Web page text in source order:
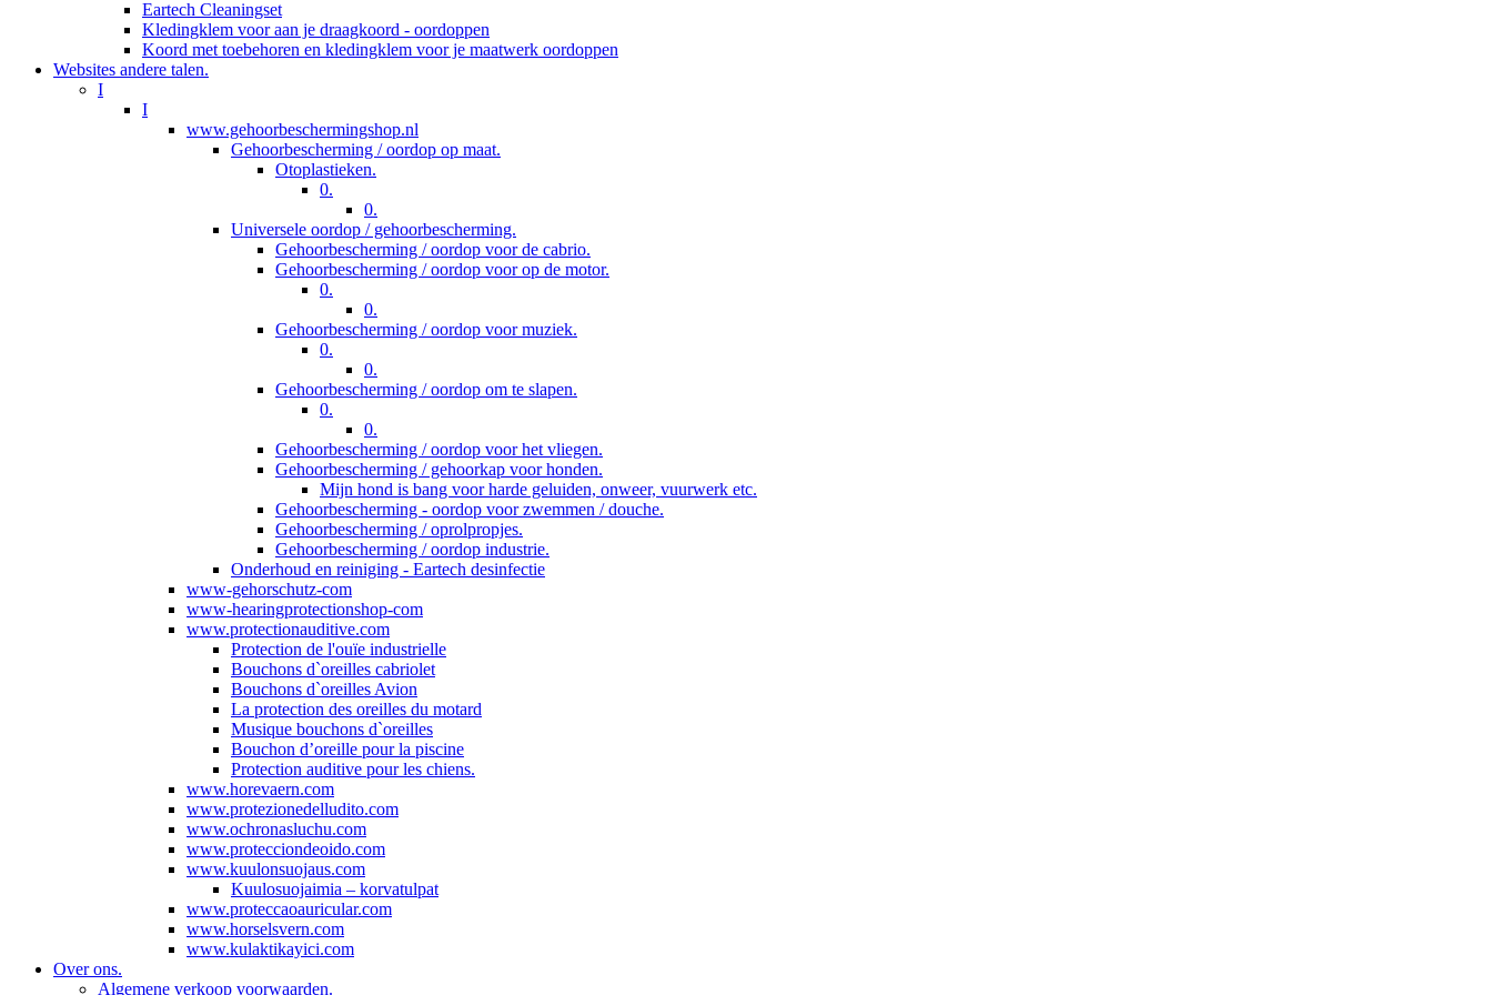
Eartech Cleaningset
Kledingklem voor aan je draagkoord - oordoppen
Koord met toebehoren en kledingklem voor je maatwerk oordoppen
Websites andere talen.
I
I
www.gehoorbeschermingshop.nl
Gehoorbescherming / oordop op maat.
Otoplastieken.
0.
0.
Universele oordop / gehoorbescherming.
Gehoorbescherming / oordop voor de cabrio.
Gehoorbescherming / oordop voor op de motor.
0.
0.
Gehoorbescherming / oordop voor muziek.
0.
0.
Gehoorbescherming / oordop om te slapen.
0.
0.
Gehoorbescherming / oordop voor het vliegen.
Gehoorbescherming / gehoorkap voor honden.
Mijn hond is bang voor harde geluiden, onweer, vuurwerk etc.
Gehoorbescherming - oordop voor zwemmen / douche.
Gehoorbescherming / oprolpropjes.
Gehoorbescherming / oordop industrie.
Onderhoud en reiniging - Eartech desinfectie
www-gehorschutz-com
www-hearingprotectionshop-com
www.protectionauditive.com
Protection de l'ouïe industrielle
Bouchons d`oreilles cabriolet
Bouchons d`oreilles Avion
La protection des oreilles du motard
Musique bouchons d`oreilles
Bouchon d’oreille pour la piscine
Protection auditive pour les chiens.
www.horevaern.com
www.protezionedelludito.com
www.ochronasluchu.com
www.protecciondeoido.com
www.kuulonsuojaus.com
Kuulosuojaimia – korvatulpat
www.proteccaoauricular.com
www.horselsvern.com
www.kulaktikayici.com
Over ons.
Algemene verkoop voorwaarden.